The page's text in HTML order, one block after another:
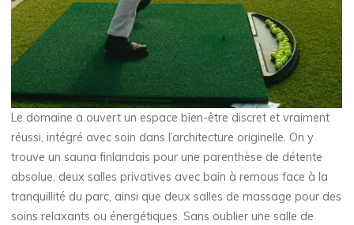
Le domaine a ouvert un espace bien-être discret et vraiment
réussi, intégré avec soin dans l’architecture originelle. On y
trouve un sauna finlandais pour une parenthèse de détente
absolue, deux salles privatives avec bain à remous face à la
tranquillité du parc, ainsi que deux salles de massage pour des
soins relaxants ou énergétiques. Sans oublier une salle de